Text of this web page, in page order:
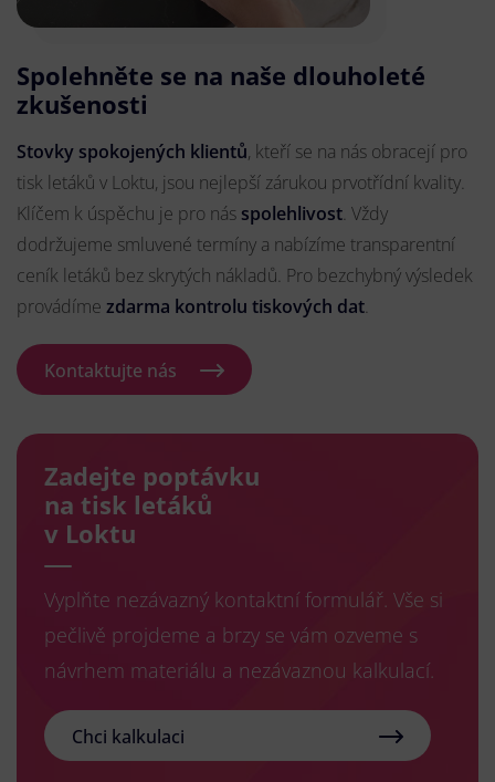
Spolehněte se na naše dlouholeté
zkušenosti
Stovky spokojených klientů, kteří se na nás obracejí pro
tisk letáků v Loktu, jsou nejlepší zárukou prvotřídní kvality.
Klíčem k úspěchu je pro nás spolehlivost. Vždy
dodržujeme smluvené termíny a nabízíme transparentní
ceník letáků bez skrytých nákladů. Pro bezchybný výsledek
provádíme zdarma kontrolu tiskových dat.
Kontaktujte nás
Zadejte poptávku
na tisk letáků
v Loktu
Vyplňte nezávazný kontaktní formulář. Vše si
pečlivě projdeme a brzy se vám ozveme s
návrhem materiálu a nezávaznou kalkulací.
Chci kalkulaci